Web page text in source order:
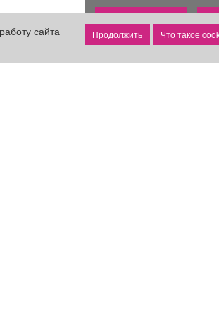
Все объявления
реклама
сайта
Что такое